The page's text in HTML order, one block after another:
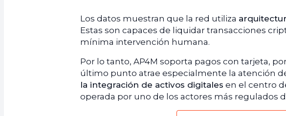
Los datos muestran que la red utiliza
Estas son capaces de liquidar transacciones
mínima intervención humana.
Por lo tanto, AP4M soporta pagos con tarjeta,
último punto atrae especialmente la atención
la integración de activos digitales en el centro
operada por uno de los actores más regulados